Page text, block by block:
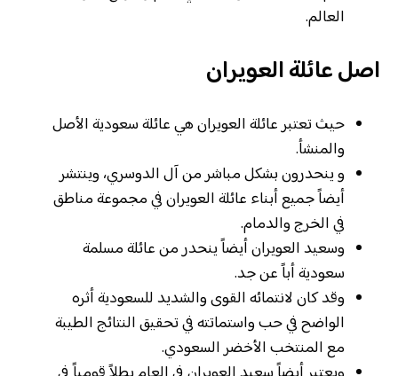
العالم.
اصل عائلة العويران
حيث تعتبر عائلة العويران هي عائلة سعودية الأصل
والمنشأ.
و ينحدرون بشكل مباشر من آل الدوسري، وينتشر
أيضاً جميع أبناء عائلة العويران في مجموعة مناطق
في الخرج والدمام.
وسعيد العويران أيضاً ينحدر من عائلة مسلمة
سعودية أباً عن جد.
وقد كان لانتمائه القوى والشديد للسعودية أثره
الواضح في حب واستماتته في تحقيق النتائج الطيبة
مع المنتخب الأخضر السعودي.